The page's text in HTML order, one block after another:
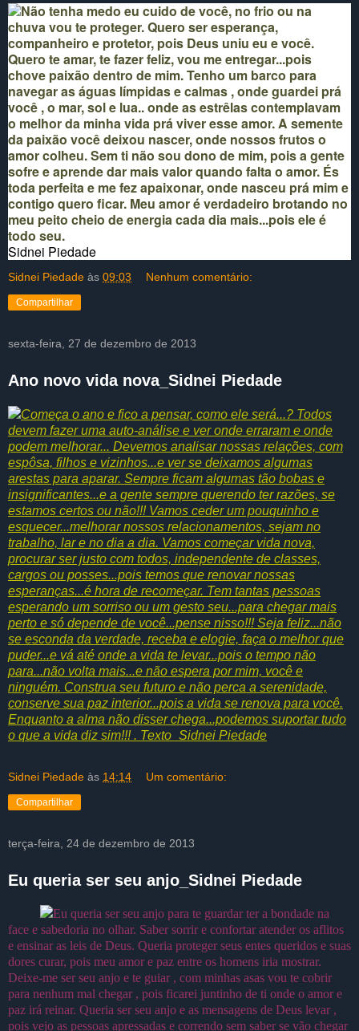
Não tenha medo eu cuido de você, no frio ou na
chuva vou te proteger. Quero ser esperança,
companheiro e protetor, pois Deus uniu eu e você.
Quero te amar, te fazer feliz, vou me entregar...pois
chove paixão dentro de mim. Tenho um barco para
navegar as águas límpidas e calmas , onde guardei prá
você , o mar, sol e lua.. onde as estrêlas contemplavam
o melhor da minha vida prá viver esse amor. A semente
da paixão você deixou nascer, onde nossos frutos o
amor colheu. Sem ti não sou dono de mim, pois a gente
sofre e aprende dar mais valor quando falta o amor. És
toda perfeita e me fez apaixonar, onde nasceu prá mim e
contigo quero ficar. Meu amor é verdadeiro brotando no
meu peito cheio de energia cada dia mais...pois ele é
todo seu.
Sidnei Piedade
Sidnei Piedade às 09:03 Nenhum comentário:
Compartilhar
sexta-feira, 27 de dezembro de 2013
Ano novo vida nova_Sidnei Piedade
Começa o ano e fico a pensar, como ele será...? Todos
devem fazer uma auto-análise e ver onde erraram e onde
podem melhorar... Devemos analisar nossas relações, com
espôsa, filhos e vizinhos...e ver se deixamos algumas
arestas para aparar. Sempre ficam algumas tão bobas e
insignificantes...e a gente sempre querendo ter razões, se
estamos certos ou não!!! Vamos ceder um pouquinho e
esquecer...melhorar nossos relacionamentos, sejam no
trabalho, lar e no dia a dia. Vamos começar vida nova,
procurar ser justo com todos, independente de classes,
cargos ou posses...pois temos que renovar nossas
esperanças...é hora de recomeçar. Tem tantas pessoas
esperando um sorriso ou um gesto seu...para chegar mais
perto e só depende de você...pense nisso!!! Seja feliz...não
se esconda da verdade, receba e elogie, faça o melhor que
puder...e vá até onde a vida te levar...pois o tempo não
para...não volta mais...e não espera por mim, você e
ninguém. Construa seu futuro e não perca a serenidade,
conserve sua paz interior...pois a vida se renova para você.
Enquanto a alma não disser chega...podemos suportar tudo
o que a vida diz sim!!! . Texto_Sidnei Piedade
Sidnei Piedade às 14:14 Um comentário:
Compartilhar
terça-feira, 24 de dezembro de 2013
Eu queria ser seu anjo_Sidnei Piedade
Eu queria ser seu anjo para te guardar ter a bondade na
face e sabedoria no olhar. Saber sorrir e confortar atender os aflitos
e ensinar as leis de Deus. Queria proteger seus entes queridos e suas
dores curar, pois meu amor e paz entre os homens iria mostrar.
Deixe-me ser seu anjo e te guiar , com minhas asas vou te cobrir
para nenhum mal chegar , pois ficarei juntinho de ti onde o amor e
paz irá reinar. Queria ser seu anjo e as mensagens de Deus levar ,
pois vejo as pessoas apressadas e correndo sem saber se vão chegar